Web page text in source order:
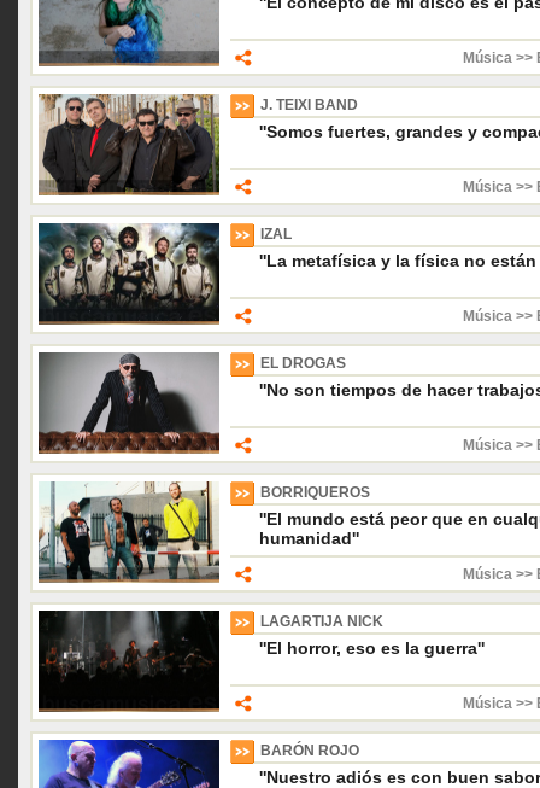
Música >>
J. TEIXI BAND
''Somos fuertes, grandes y
Música >>
IZAL
''La metafísica y la física no
Música >>
EL DROGAS
''No son tiempos de hacer
Música >>
BORRIQUEROS
''El mundo está peor que en
humanidad''
Música >>
LAGARTIJA NICK
''El horror, eso es la guerra''
Música >>
BARÓN ROJO
''Nuestro adiós es con buen